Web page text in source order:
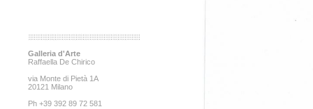
Galleria d'Arte
Raffaella De Chirico
via Monte di Pietà 1A
20121 Milano
Ph +39 392 89 72 581